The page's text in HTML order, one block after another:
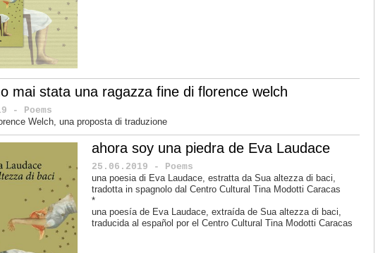
mai stata una ragazza fine di florence welch
- Poems
Welch, una proposta di traduzione
ahora soy una piedra de Eva Laudace
25.06.2019 - Poems
una poesia di Eva Laudace, estratta da Sua altezza di baci,
tradotta in spagnolo dal Centro Cultural Tina Modotti Caracas
*
una poesía de Eva Laudace, extraída de Sua altezza di baci,
traducida al español por el Centro Cultural Tina Modotti Caracas